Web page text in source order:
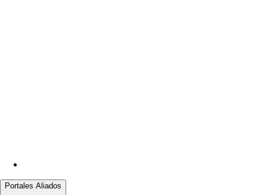
Portales Aliados